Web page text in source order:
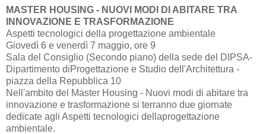
MASTER HOUSING - NUOVI MODI DI ABITARE TRA
INNOVAZIONE E TRASFORMAZIONE
Aspetti tecnologici della progettazione ambientale
Giovedì 6 e venerdì 7 maggio, ore 9
Sala del Consiglio (Secondo piano) della sede del DIPSA-
Dipartimento diProgettazione e Studio dell'Architettura -
piazza della Repubblica 10
Nell'ambito del Master Housing - Nuovi modi di abitare tra
innovazione e trasformazione si terranno due giornate
dedicate agli Aspetti tecnologici dellaprogettazione
ambientale.